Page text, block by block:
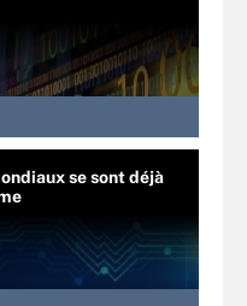
se sont déjà